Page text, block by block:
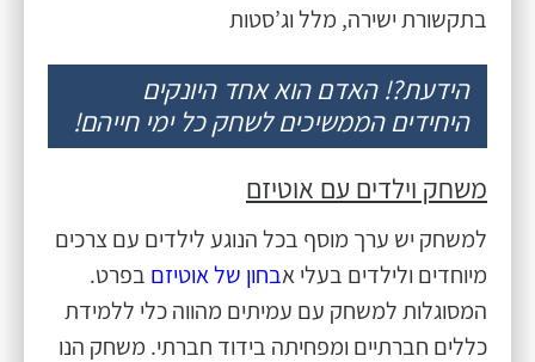
בתקשורת ישירה, מלל וג’סטות
הידעת?! האדם הוא אחד היונקים
היחידים הממשיכים לשחק כל ימי חייהם!
משחק וילדים עם אוטיזם
למשחק יש ערך מוסף בכל הנוגע לילדים עם צרכים
מיוחדים ולילדים בעלי אבחון של אוטיזם בפרט.
המסוגלות למשחק עם עמיתים מהווה כלי ללמידת
כללים חברתיים ומפחיתה בידוד חברתי. משחק הנו